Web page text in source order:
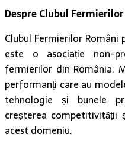
Despre Clubul
Clubul Fermierilor
este o asociație non-
fermierilor din România.
performanți care au
tehnologie și bunele
creșterea competitivității
acest domeniu.